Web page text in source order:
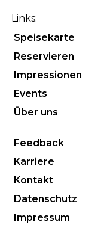
Links:
Speisekarte
Reservieren
Impressionen
Events
Über uns
Feedback
Karriere
Kontakt
Datenschutz
Impressum